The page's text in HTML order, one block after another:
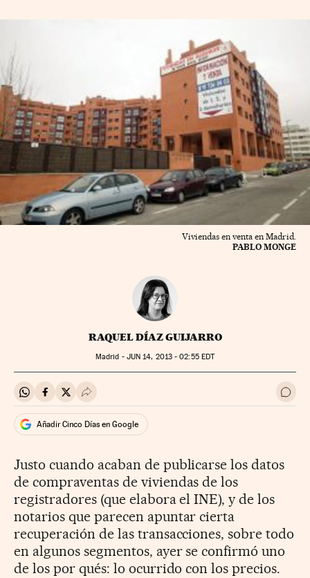
Viviendas en venta en Madrid.
PABLO MONGE
RAQUEL DÍAZ GUIJARRO
Madrid - JUN 14, 2013 - 02:55EDT
Compartir en Whatsapp
Compartir en Facebook
Compartir en Twitter
Desplegar Redes Sociales Ir a
Añadir Cinco Días en Google
Justo cuando acaban de publicarse los datos
de compraventas de viviendas de los
registradores (que elabora el INE), y de los
notarios que parecen apuntar cierta
recuperación de las transacciones, sobre todo
en algunos segmentos, ayer se confirmó uno
de los por qués: lo ocurrido con los precios.